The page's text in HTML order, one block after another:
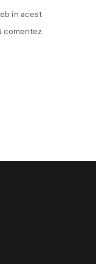
în acest
comentez.